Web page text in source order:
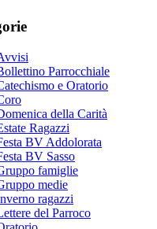
Parrocchiale
e Oratorio
della Carità
Ragazzi
BV Addolorata
BV Sasso
famiglie
medie
ragazzi
del Parroco